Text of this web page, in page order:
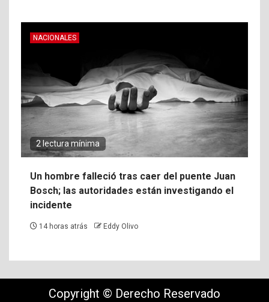
NACIONALES
2 lectura mínima
Un hombre falleció tras caer del puente Juan
Bosch; las autoridades están investigando el
incidente
14 horas atrás Eddy Olivo
Copyright © Derecho Reservado